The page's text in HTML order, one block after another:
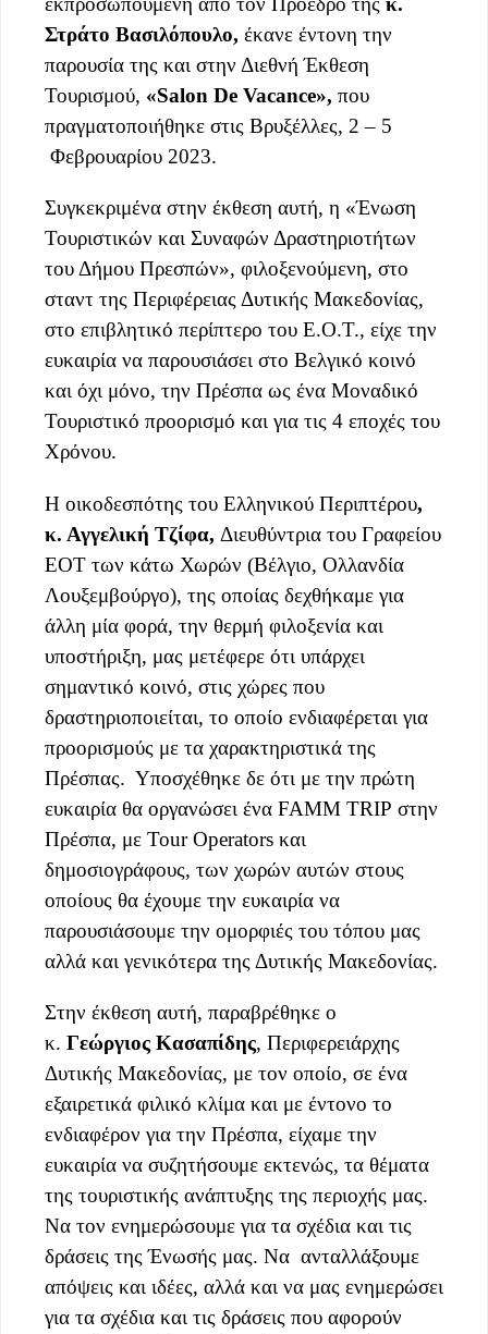
Στράτο Βασιλόπουλο, έκανε έντονη την
παρουσία της και στην Διεθνή Έκθεση
Τουρισμού, «Salon De Vacance», που
πραγματοποιήθηκε στις Βρυξέλλες, 2 – 5
Φεβρουαρίου 2023.
Συγκεκριμένα στην έκθεση αυτή, η «Ένωση
Τουριστικών και Συναφών Δραστηριοτήτων
του Δήμου Πρεσπών», φιλοξενούμενη, στο
σταντ της Περιφέρειας Δυτικής Μακεδονίας,
στο επιβλητικό περίπτερο του Ε.Ο.Τ., είχε την
ευκαιρία να παρουσιάσει στο Βελγικό κοινό
και όχι μόνο, την Πρέσπα ως ένα Μοναδικό
Τουριστικό προορισμό και για τις 4 εποχές του
Χρόνου.
Η οικοδεσπότης του Ελληνικού Περιπτέρου,
κ. Αγγελική Τζίφα, Διευθύντρια του Γραφείου
ΕΟΤ των κάτω Χωρών (Βέλγιο, Ολλανδία
Λουξεμβούργο), της οποίας δεχθήκαμε για
άλλη μία φορά, την θερμή φιλοξενία και
υποστήριξη, μας μετέφερε ότι υπάρχει
σημαντικό κοινό, στις χώρες που
δραστηριοποιείται, το οποίο ενδιαφέρεται για
προορισμούς με τα χαρακτηριστικά της
Πρέσπας. Υποσχέθηκε δε ότι με την πρώτη
ευκαιρία θα οργανώσει ένα FAMM TRIP στην
Πρέσπα, με Tour Operators και
δημοσιογράφους, των χωρών αυτών στους
οποίους θα έχουμε την ευκαιρία να
παρουσιάσουμε την ομορφιές του τόπου μας
αλλά και γενικότερα της Δυτικής Μακεδονίας.
Στην έκθεση αυτή, παραβρέθηκε ο
κ. Γεώργιος Κασαπίδης, Περιφερειάρχης
Δυτικής Μακεδονίας, με τον οποίο, σε ένα
εξαιρετικά φιλικό κλίμα και με έντονο το
ενδιαφέρον για την Πρέσπα, είχαμε την
ευκαιρία να συζητήσουμε εκτενώς, τα θέματα
της τουριστικής ανάπτυξης της περιοχής μας.
Να τον ενημερώσουμε για τα σχέδια και τις
δράσεις της Ένωσής μας. Να ανταλλάξουμε
απόψεις και ιδέες, αλλά και να μας ενημερώσει
για τα σχέδια και τις δράσεις που αφορούν